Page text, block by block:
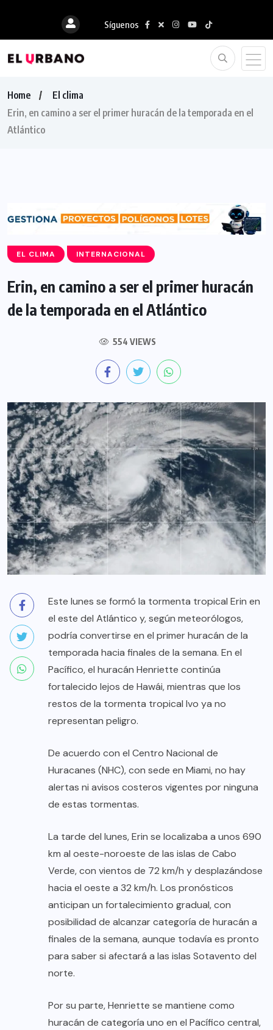
Síguenos
Home
El clima
Erin, en camino a ser el primer huracán de la temporada en el
Atlántico
EL CLIMA INTERNACIONAL
Erin, en camino a ser el primer huracán
de la temporada en el Atlántico
554 VIEWS
Este lunes se formó la tormenta tropical Erin en
el este del Atlántico y, según meteorólogos,
podría convertirse en el primer huracán de la
temporada hacia finales de la semana. En el
Pacífico, el huracán Henriette continúa
fortalecido lejos de Hawái, mientras que los
restos de la tormenta tropical Ivo ya no
representan peligro.
De acuerdo con el Centro Nacional de
Huracanes (NHC), con sede en Miami, no hay
alertas ni avisos costeros vigentes por ninguna
de estas tormentas.
La tarde del lunes, Erin se localizaba a unos 690
km al oeste-noroeste de las islas de Cabo
Verde, con vientos de 72 km/h y desplazándose
hacia el oeste a 32 km/h. Los pronósticos
anticipan un fortalecimiento gradual, con
posibilidad de alcanzar categoría de huracán a
finales de la semana, aunque todavía es pronto
para saber si afectará a las islas Sotavento del
norte.
Por su parte, Henriette se mantiene como
huracán de categoría uno en el Pacífico central,